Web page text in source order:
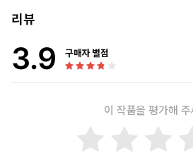
리뷰
3.9 구매자 별점
이 작품을 평가해 주